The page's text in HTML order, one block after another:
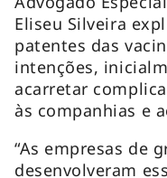
Eliseu Silveira
patentes das
intenções,
acarretar
às companhias e
“As empresas de
desenvolveram